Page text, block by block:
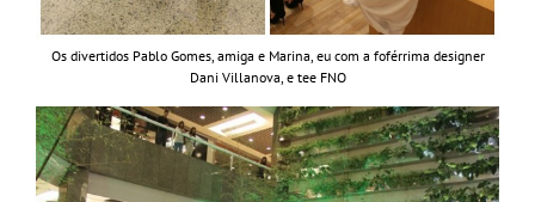
Os divertidos Pablo Gomes, amiga e Marina, eu com a foférrima designer
Dani Villanova, e tee FNO